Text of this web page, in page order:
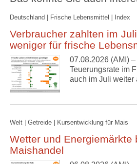
Deutschland | Frische Lebensmittel | Index
Verbraucher zahlten im
weniger für frische
07.08.2026 (AMI)
Teuerungsrate im
auch im Juli weiter
Welt | Getreide | Kursentwicklung für Mais
Wetter und Energiemärkte
Maishandel